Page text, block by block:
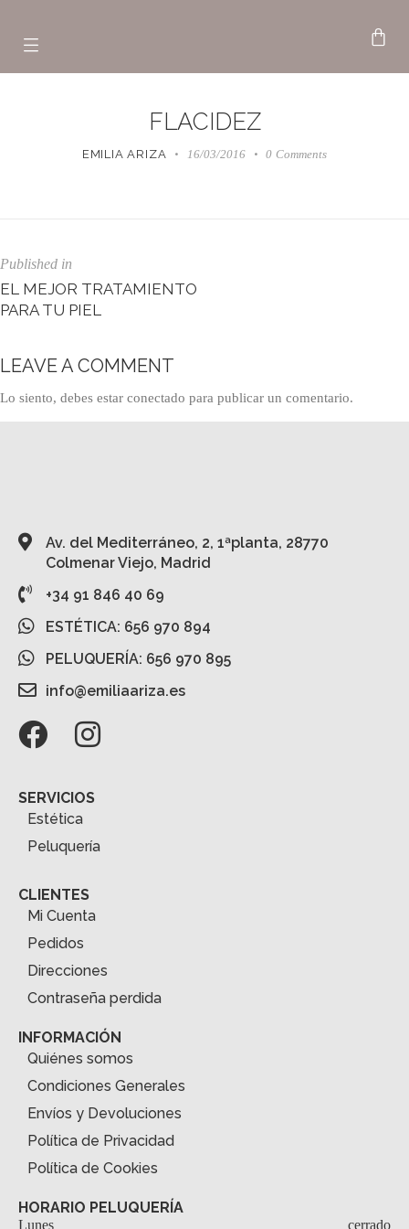
FLACIDEZ
EMILIA ARIZA 16/03/2016 0 Comments
Published in
EL MEJOR TRATAMIENTO
PARA TU PIEL
LEAVE A COMMENT
Lo siento, debes estar conectado para publicar un comentario.
Av. del Mediterráneo, 2, 1ªplanta, 28770
Colmenar Viejo, Madrid
+34 91 846 40 69
ESTÉTICA: 656 970 894
PELUQUERÍA: 656 970 895
info@emiliaariza.es
SERVICIOS
Estética
Peluquería
CLIENTES
Mi Cuenta
Pedidos
Direcciones
Contraseña perdida
INFORMACIÓN
Quiénes somos
Condiciones Generales
Envíos y Devoluciones
Política de Privacidad
Política de Cookies
HORARIO PELUQUERÍA
Lunes cerrado